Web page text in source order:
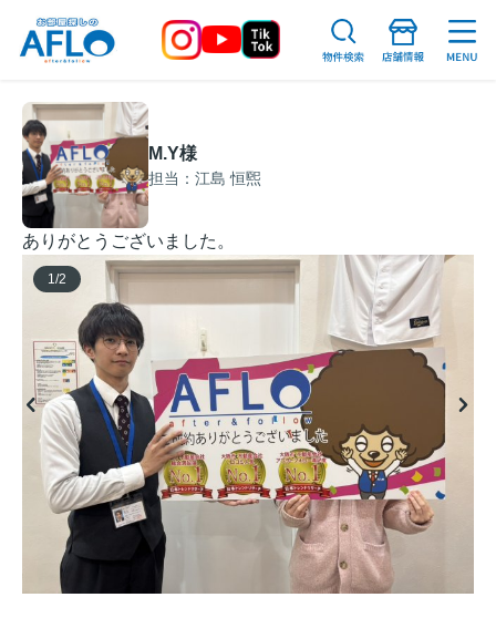
M.Y様
担当：江島 恒煕
ありがとうございました。
1 /2